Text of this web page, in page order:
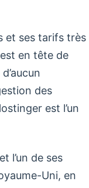
et ses tarifs très
en tête de
des
est l’un
l’un de ses
Uni, en